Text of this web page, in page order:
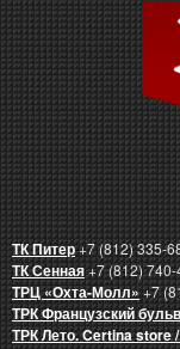
ТК Питер+7 (812) 335-
ТК Сенная+7 (812) 740-
ТРЦ «Охта-Молл»+7
ТРК Французский
ТРК Лето. Certina store